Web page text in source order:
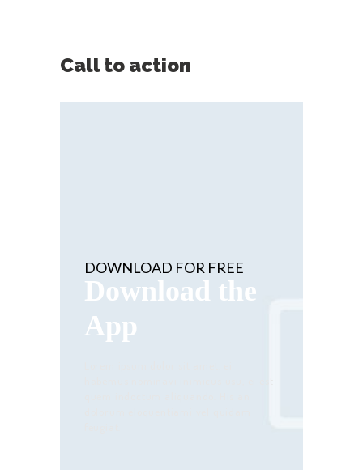
Call to action
DOWNLOAD FOR FREE
Download the
App